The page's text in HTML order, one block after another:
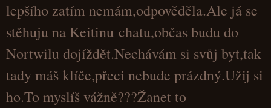
lepšího zatím nemám,odpověděla.Ale já se
stěhuju na Keitinu chatu,občas budu do
Nortwilu dojíždět.Nechávám si svůj byt,tak
tady máš klíče,přeci nebude prázdný.Užij si
ho.To myslíš vážně???Žanet to